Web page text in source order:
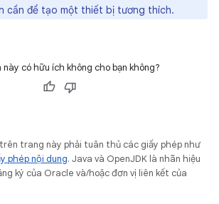
cần để tạo một thiết bị tương thích.
có hữu ích không cho bạn không?
trang này phải tuân thủ các giấy phép như
phép nội dung. Java và OpenJDK là nhãn hiệu
ký của Oracle và/hoặc đơn vị liên kết của